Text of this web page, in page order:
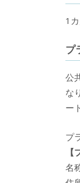
1
プ
公
な
ー
プ
名